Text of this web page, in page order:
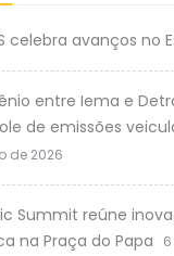
celebra avanços no
entre Iema e
de emissões
de 2026
Summit reúne
na Praça do Papa